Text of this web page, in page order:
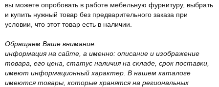
вы можете опробовать в работе мебельную фурнитуру, выбрать
и купить нужный товар без предварительного заказа при
условии, что этот товар есть в наличии.
Обращаем Ваше внимание:
информация на сайте, а именно: описание и изображение
товара, его цена, статус наличия на складе, срок поставки,
имеют информационный характер. В нашем каталоге
имеются товары, которые хранятся на региональных